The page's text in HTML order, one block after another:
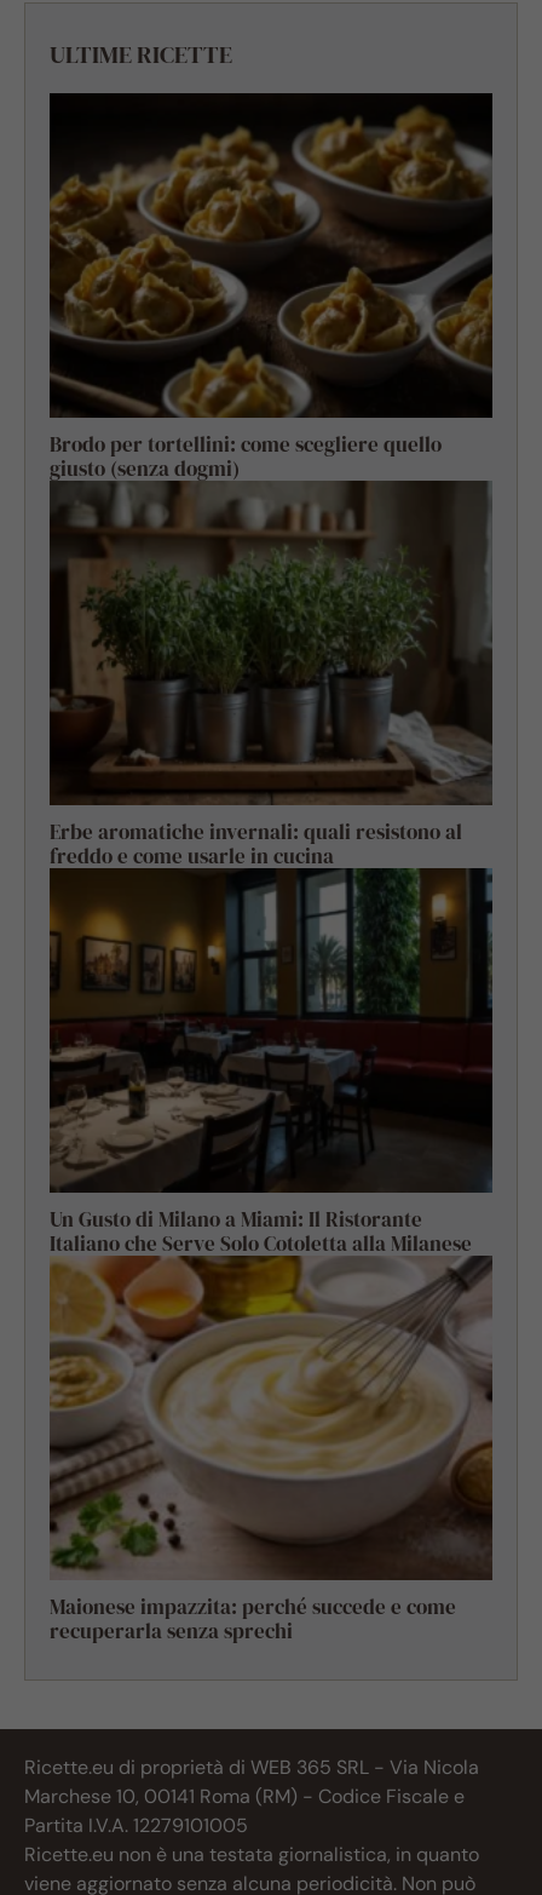
ULTIME RICETTE
Brodo per tortellini: come scegliere quello
giusto (senza dogmi)
Erbe aromatiche invernali: quali resistono al
freddo e come usarle in cucina
Un Gusto di Milano a Miami: Il Ristorante
Italiano che Serve Solo Cotoletta alla Milanese
Maionese impazzita: perché succede e come
recuperarla senza sprechi
Ricette.eu di proprietà di WEB 365 SRL - Via Nicola
Marchese 10, 00141 Roma (RM) - Codice Fiscale e
Partita I.V.A. 12279101005
Ricette.eu non è una testata giornalistica, in quanto
viene aggiornato senza alcuna periodicità. Non può